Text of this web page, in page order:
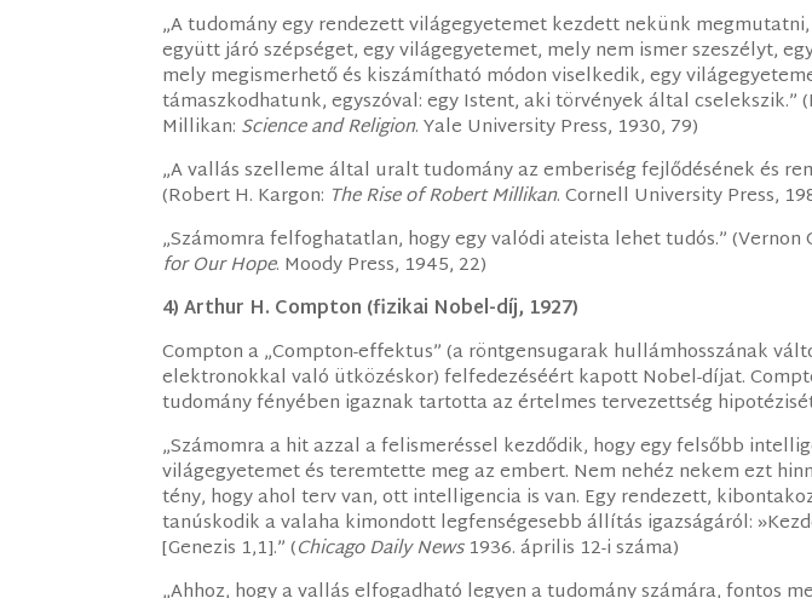
„A tudomány egy rendezett világegyetemet kezdett nekünk
együtt járó szépséget, egy világegyetemet, mely nem ismer szeszélyt,
mely megismerhető és kiszámítható módon viselkedik, egy
támaszkodhatunk, egyszóval: egy Istent, aki törvények által cselekszik.”
Millikan: Science and Religion. Yale University Press, 1930, 79)
„A vallás szelleme által uralt tudomány az emberiség fejlődésének és
(Robert H. Kargon: The Rise of Robert Millikan. Cornell University Press,
„Számomra felfoghatatlan, hogy egy valódi ateista lehet tudós.” (Vernon
for Our Hope. Moody Press, 1945, 22)
4) Arthur H. Compton (fizikai Nobel-díj, 1927)
Compton a „Compton-effektus” (a röntgensugarak hullámhosszának
elektronokkal való ütközéskor) felfedezéséért kapott Nobel-díjat.
tudomány fényében igaznak tartotta az értelmes tervezettség
„Számomra a hit azzal a felismeréssel kezdődik, hogy egy felsőbb
világegyetemet és teremtette meg az embert. Nem nehéz nekem ezt
tény, hogy ahol terv van, ott intelligencia is van. Egy rendezett,
tanúskodik a valaha kimondott legfenségesebb állítás igazságáról:
[Genezis 1,1].” (Chicago Daily News1936. április 12-i száma)